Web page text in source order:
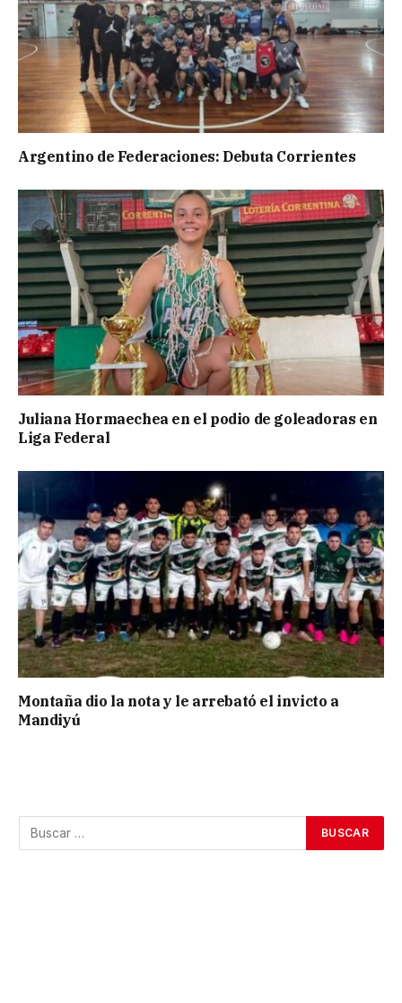
Argentino de Federaciones: Debuta Corrientes
Juliana Hormaechea en el podio de goleadoras en
Liga Federal
Montaña dio la nota y le arrebató el invicto a
Mandiyú